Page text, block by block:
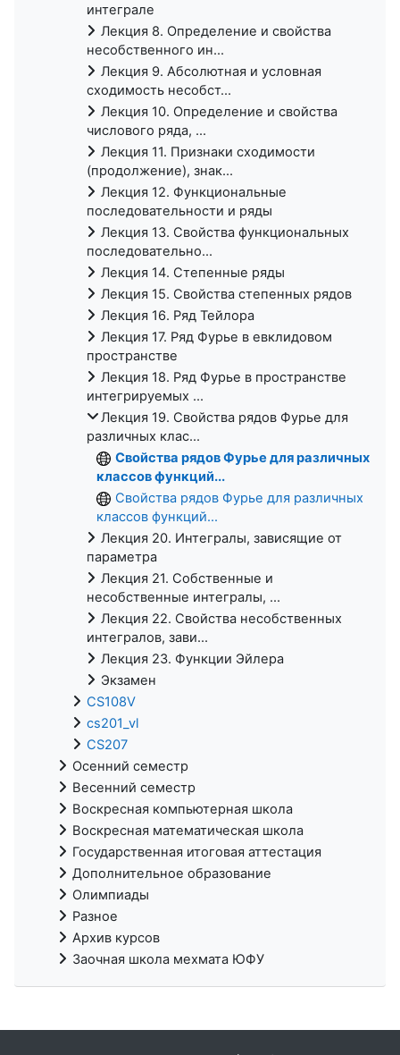
интеграле
Лекция 8. Определение и свойства
несобственного ин...
Лекция 9. Абсолютная и условная
сходимость несобст...
Лекция 10. Определение и свойства
числового ряда, ...
Лекция 11. Признаки сходимости
(продолжение), знак...
Лекция 12. Функциональные
последовательности и ряды
Лекция 13. Свойства функциональных
последовательно...
Лекция 14. Степенные ряды
Лекция 15. Свойства степенных рядов
Лекция 16. Ряд Тейлора
Лекция 17. Ряд Фурье в евклидовом
пространстве
Лекция 18. Ряд Фурье в пространстве
интегрируемых ...
Лекция 19. Свойства рядов Фурье для
различных клас...
Свойства рядов Фурье для различных
классов функций...
Свойства рядов Фурье для различных
классов функций...
Лекция 20. Интегралы, зависящие от
параметра
Лекция 21. Собственные и
несобственные интегралы, ...
Лекция 22. Свойства несобственных
интегралов, зави...
Лекция 23. Функции Эйлера
Экзамен
CS108V
cs201_vl
CS207
Осенний семестр
Весенний семестр
Воскресная компьютерная школа
Воскресная математическая школа
Государственная итоговая аттестация
Дополнительное образование
Олимпиады
Разное
Архив курсов
Заочная школа мехмата ЮФУ